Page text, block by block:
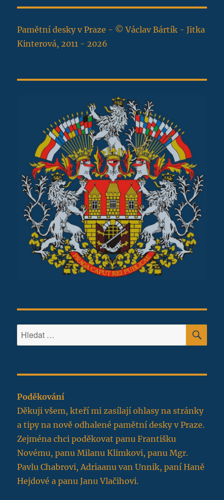
Pamětní desky v Praze - © Václav Bártík - Jitka
Kinterová, 2011 - 2026
Hledat:
Poděkování
Děkuji všem, kteří mi zasílají ohlasy na stránky
a tipy na nově odhalené pamětní desky v Praze.
Zejména chci poděkovat panu Františku
Novému, panu Milanu Klimkovi, panu Mgr.
Pavlu Chabrovi, Adriaanu van Unnik, paní Haně
Hejdové a panu Janu Vlačihovi.